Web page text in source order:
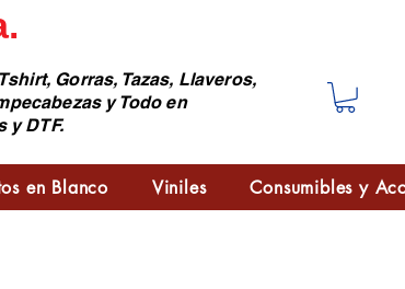
Gorras, Tazas, Llaveros,
y Todo en
y DTF.
en Blanco Viniles Consumibles y